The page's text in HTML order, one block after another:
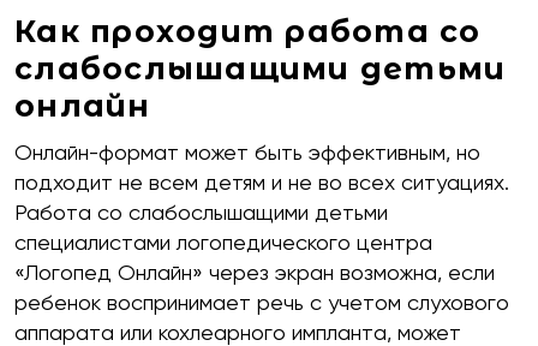
Как проходит работа со
слабослышащими детьми
онлайн
Онлайн-формат может быть эффективным, но
подходит не всем детям и не во всех ситуациях.
Работа со слабослышащими детьми
специалистами логопедического центра
«Логопед Онлайн» через экран возможна, если
ребенок воспринимает речь с учетом слухового
аппарата или кохлеарного импланта, может